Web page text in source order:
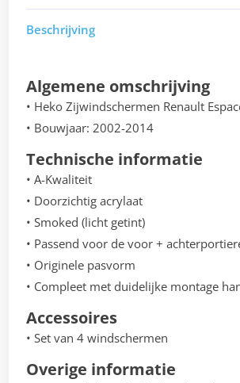
Beschrijving
Algemene omschrijving
• Heko Zijwindschermen Renault
• Bouwjaar: 2002-2014
Technische informatie
• A-Kwaliteit
• Doorzichtig acrylaat
• Smoked (licht getint)
• Passend voor de voor +
• Originele pasvorm
• Compleet met duidelijke montage
Accessoires
• Set van 4 windschermen
Overige informatie